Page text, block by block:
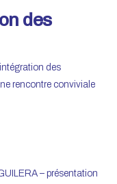
des
des
rencontre conviviale
– présentation